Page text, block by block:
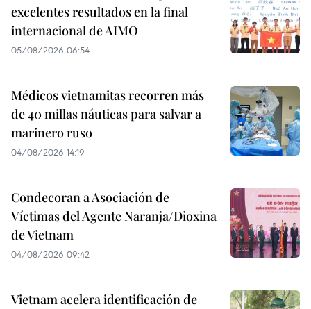
excelentes resultados en la final
internacional de AIMO
05/08/2026 06:54
Médicos vietnamitas recorren más
de 40 millas náuticas para salvar a
marinero ruso
04/08/2026 14:19
Condecoran a Asociación de
Víctimas del Agente Naranja/Dioxina
de Vietnam
04/08/2026 09:42
Vietnam acelera identificación de